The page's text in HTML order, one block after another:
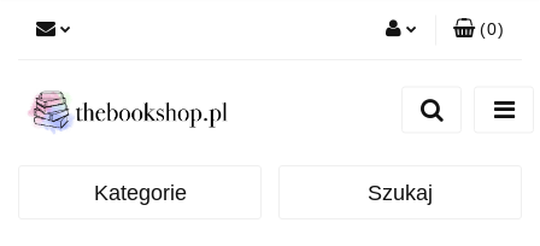
(0)
Kategorie Szukaj